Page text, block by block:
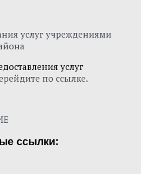
услуг
по ссылке.
ссылки: